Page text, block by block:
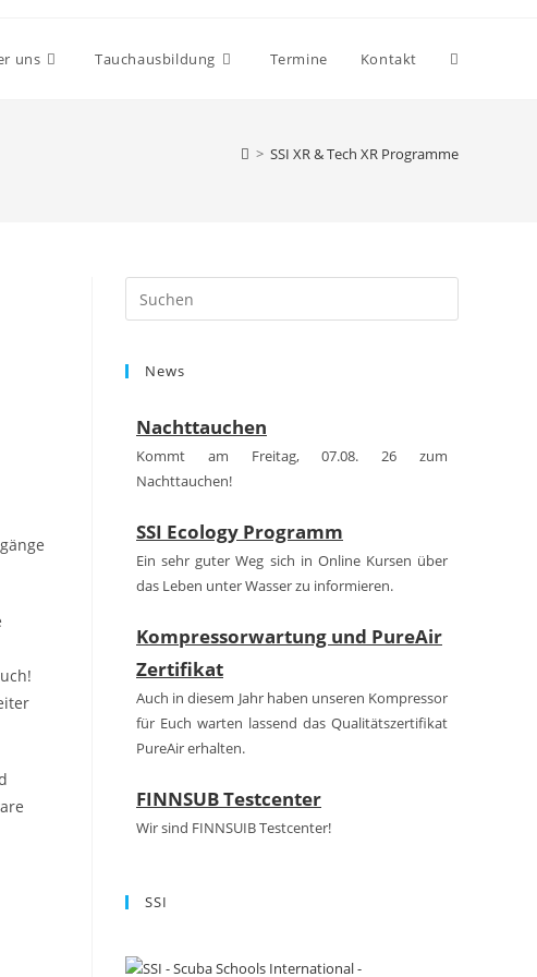
uns Tauchausbildung Termine Kontakt Website-
> SSI XR & Tech XR Programme
Escape
News
Nachttauchen
Kommt am Freitag, 07.08. 26 zum
Nachttauchen!
SSI Ecology Programm
Ein sehr guter Weg sich in Online Kursen über
das Leben unter Wasser zu informieren.
Kompressorwartung und PureAir
Zertifikat
Auch in diesem Jahr haben unseren Kompressor
für Euch warten lassend das Qualitätszertifikat
PureAir erhalten.
FINNSUB Testcenter
Wir sind FINNSUIB Testcenter!
SSI